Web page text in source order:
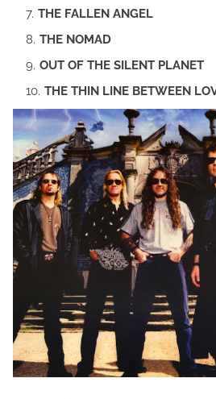
THE FALLEN ANGEL
THE NOMAD
OUT OF THE SILENT PLANET
THE THIN LINE BETWEEN